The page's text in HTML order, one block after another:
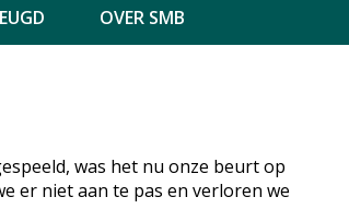
was het nu onze beurt op
er niet aan te pas en verloren we
OVER SMB